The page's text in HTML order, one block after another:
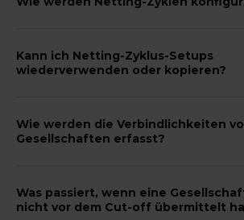
Kann ich Netting-Zyklus-Setups
wiederverwenden oder kopieren?
Wie werden die Verbindlichkeiten
Gesellschaften erfasst?
Was passiert, wenn eine
nicht vor dem Cut-off übermittelt